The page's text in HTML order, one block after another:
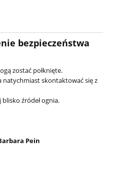
bezpieczeństwa
zostać połknięte.
natychmiast skontaktować się z
źródeł ognia.
Pein